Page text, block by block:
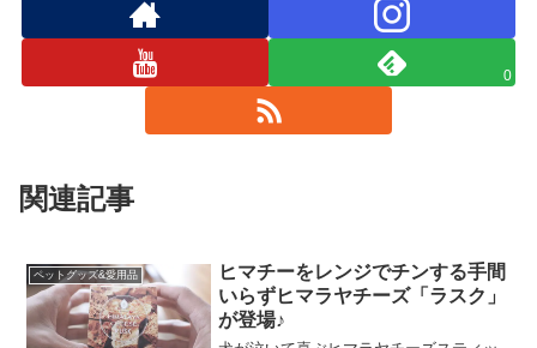
0
関連記事
ペットグッズ&愛用品
ヒマチーをレンジでチンする手間
いらずヒマラヤチーズ「ラスク」
が登場♪